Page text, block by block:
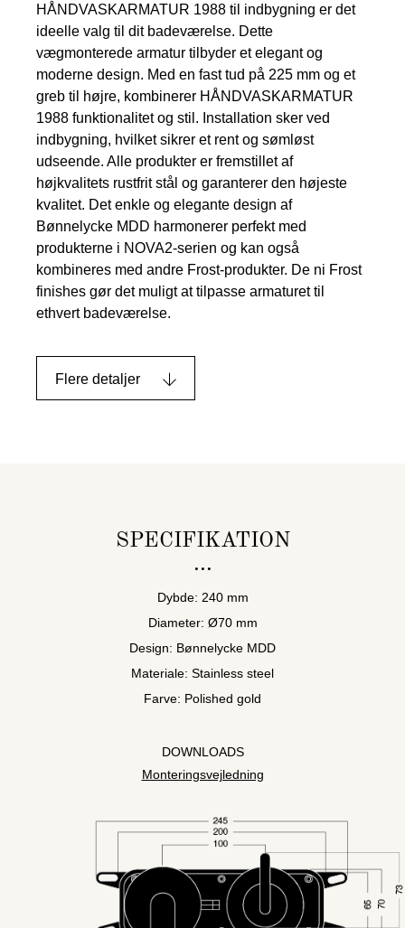
HÅNDVASKARMATUR 1988 til indbygning er det
ideelle valg til dit badeværelse. Dette
vægmonterede armatur tilbyder et elegant og
moderne design. Med en fast tud på 225 mm og et
greb til højre, kombinerer HÅNDVASKARMATUR
1988 funktionalitet og stil. Installation sker ved
indbygning, hvilket sikrer et rent og sømløst
udseende. Alle produkter er fremstillet af
højkvalitets rustfrit stål og garanterer den højeste
kvalitet. Det enkle og elegante design af
Bønnelycke MDD harmonerer perfekt med
produkterne i NOVA2-serien og kan også
kombineres med andre Frost-produkter. De ni Frost
finishes gør det muligt at tilpasse armaturet til
ethvert badeværelse.
Flere detaljer
SPECIFIKATION
Dybde: 240 mm
Diameter: Ø70 mm
Design: Bønnelycke MDD
Materiale: Stainless steel
Farve: Polished gold
DOWNLOADS
Monteringsvejledning